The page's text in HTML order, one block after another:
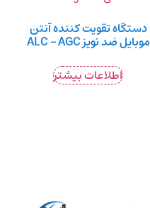
دستگاه تقویت کننده آنتن
موبایل ضد نویز ALC – AGC
اطلاعات بیشتر